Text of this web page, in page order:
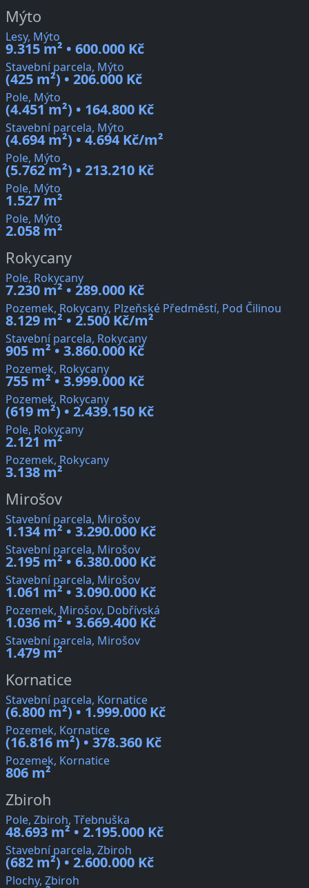
Mýto
Lesy, Mýto
9.315 m² • 600.000 Kč
Stavební parcela, Mýto
(425 m²) • 206.000 Kč
Pole, Mýto
(4.451 m²) • 164.800 Kč
Stavební parcela, Mýto
(4.694 m²) • 4.694 Kč/m²
Pole, Mýto
(5.762 m²) • 213.210 Kč
Pole, Mýto
1.527 m²
Pole, Mýto
2.058 m²
Rokycany
Pole, Rokycany
7.230 m² • 289.000 Kč
Pozemek, Rokycany, Plzeňské Předměstí, Pod Čilinou
8.129 m² • 2.500 Kč/m²
Stavební parcela, Rokycany
905 m² • 3.860.000 Kč
Pozemek, Rokycany
755 m² • 3.999.000 Kč
Pozemek, Rokycany
(619 m²) • 2.439.150 Kč
Pole, Rokycany
2.121 m²
Pozemek, Rokycany
3.138 m²
Mirošov
Stavební parcela, Mirošov
1.134 m² • 3.290.000 Kč
Stavební parcela, Mirošov
2.195 m² • 6.380.000 Kč
Stavební parcela, Mirošov
1.061 m² • 3.090.000 Kč
Pozemek, Mirošov, Dobřívská
1.036 m² • 3.669.400 Kč
Stavební parcela, Mirošov
1.479 m²
Kornatice
Stavební parcela, Kornatice
(6.800 m²) • 1.999.000 Kč
Pozemek, Kornatice
(16.816 m²) • 378.360 Kč
Pozemek, Kornatice
806 m²
Zbiroh
Pole, Zbiroh, Třebnuška
48.693 m² • 2.195.000 Kč
Stavební parcela, Zbiroh
(682 m²) • 2.600.000 Kč
Plochy, Zbiroh